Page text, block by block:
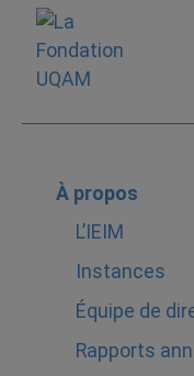
À propos
L’IEIM
Instances
Équipe de
Rapports